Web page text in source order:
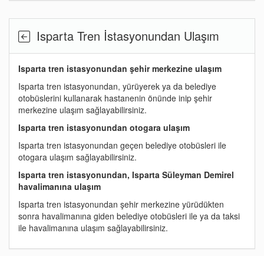
Isparta Tren İstasyonundan Ulaşım
Isparta tren istasyonundan şehir merkezine ulaşım
Isparta tren istasyonundan, yürüyerek ya da belediye
otobüslerini kullanarak hastanenin önünde inip şehir
merkezine ulaşım sağlayabilirsiniz.
Isparta tren istasyonundan otogara ulaşım
Isparta tren istasyonundan geçen belediye otobüsleri ile
otogara ulaşım sağlayabilirsiniz.
Isparta tren istasyonundan, Isparta Süleyman Demirel
havalimanına ulaşım
Isparta tren istasyonundan şehir merkezine yürüdükten
sonra havalimanına giden belediye otobüsleri ile ya da taksi
ile havalimanına ulaşım sağlayabilirsiniz.